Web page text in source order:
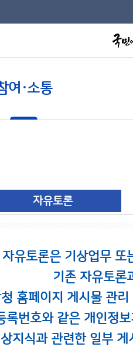
여·소통
자유토론
자유토론은 기상업무 또
기존 자유토론
홈페이지 게시물 관
록번호와 같은 개인정
지식과 관련한 일부